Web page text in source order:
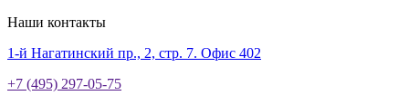
Наши контакты
1-й Нагатинский пр., 2, стр. 7. Офис 402
+7 (495) 297-05-75